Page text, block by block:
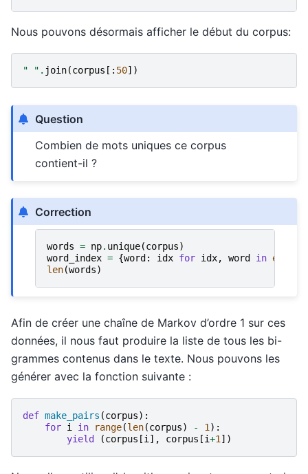
Nous pouvons désormais afficher le début du corpus:
" " . join(corpus [: 50])
Question
Combien de mots uniques ce corpus
contient-il ?
Correction
words = np. unique(corpus)
word_index = {word : idx for idx, word in
len(words)
Afin de créer une chaîne de Markov d’ordre 1 sur ces
données, il nous faut produire la liste de tous les bi-
grammes contenus dans le texte. Nous pouvons les
générer avec la fonction suivante :
def make_pairs (corpus):
for i in range(len(corpus) - 1 ):
yield
(corpus [i ], corpus [i+1 ])